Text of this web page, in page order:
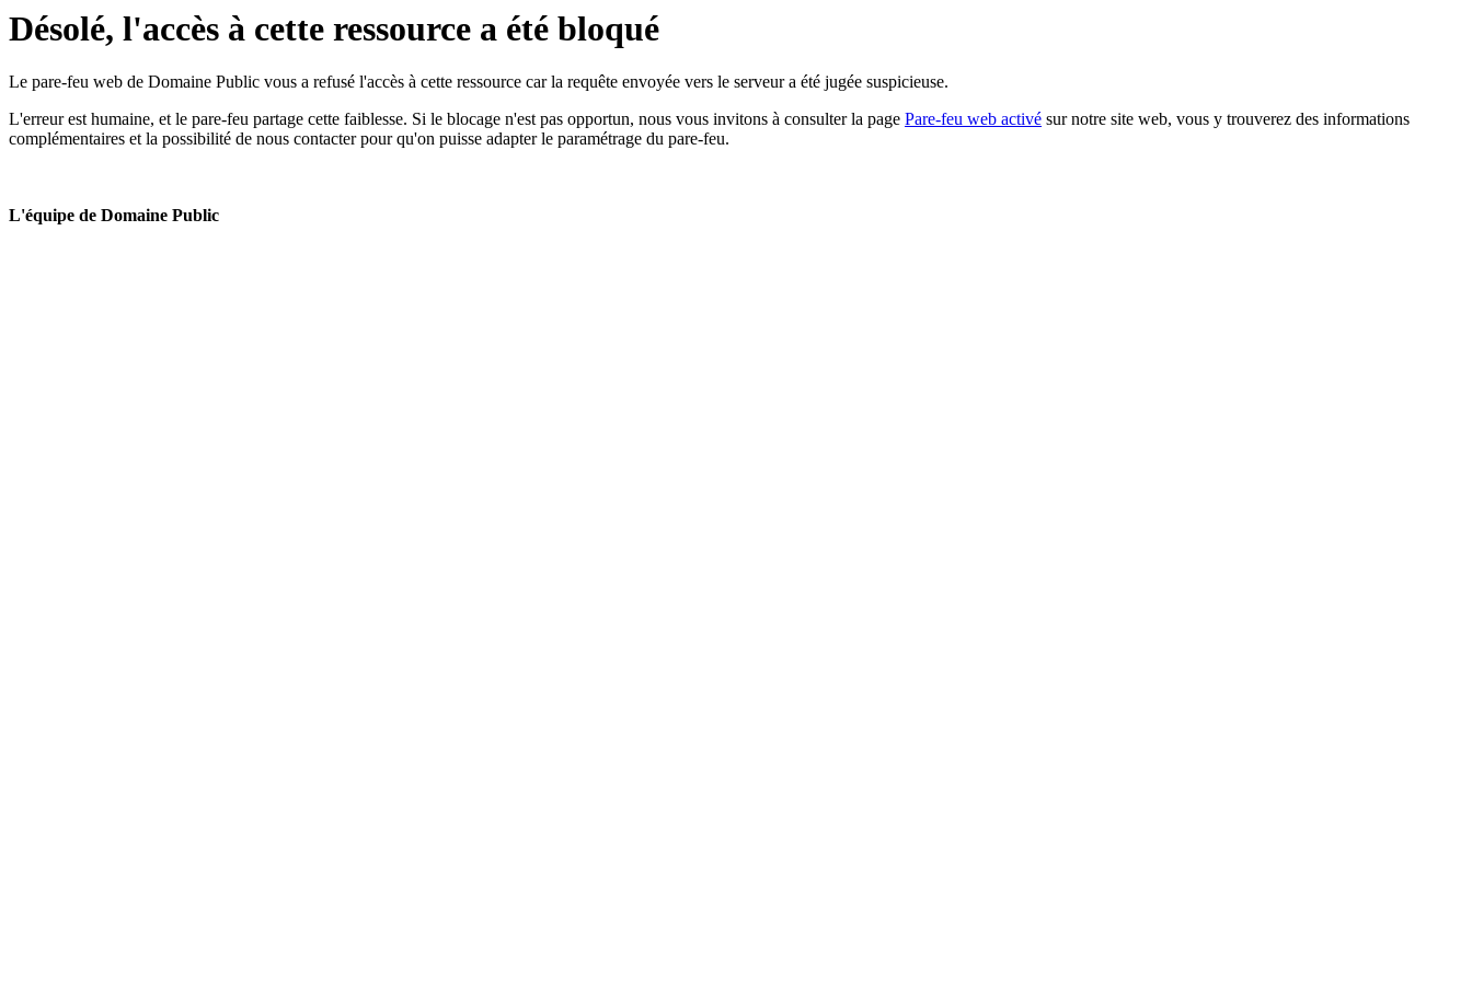
Désolé, l'accès à cette ressource a été bloqué
Le pare-feu web de Domaine Public vous a refusé l'accès à cette ressource car la requête envoyée vers le serveur a été jugée suspicieuse.
L'erreur est humaine, et le pare-feu partage cette faiblesse. Si le blocage n'est pas opportun, nous vous invitons à consulter la page Pare-feu web activé sur notre site web, vous y trouverez des informations
complémentaires et la possibilité de nous contacter pour qu'on puisse adapter le paramétrage du pare-feu.
L'équipe de Domaine Public